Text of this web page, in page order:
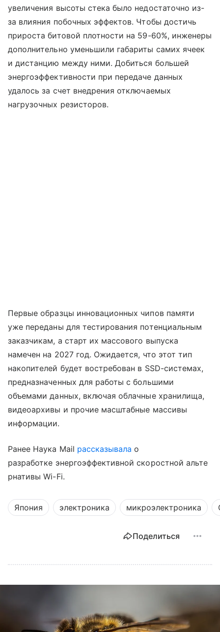
увеличения высоты стека было недостаточно из-
за влияния побочных эффектов. Чтобы достичь
прироста битовой плотности на 59-60%, инженеры
дополнительно уменьшили габариты самих ячеек
и дистанцию между ними. Добиться большей
энергоэффективности при передаче данных
удалось за счет внедрения отключаемых
нагрузочных резисторов.
Первые образцы инновационных чипов памяти
уже переданы для тестирования потенциальным
заказчикам, а старт их массового выпуска
намечен на 2027 год. Ожидается, что этот тип
накопителей будет востребован в SSD-системах,
предназначенных для работы с большими
объемами данных, включая облачные хранилища,
видеоархивы и прочие масштабные массивы
информации.
Ранее Наука Mail рассказывала о
разработке энергоэффективной скоростной альте
рнативы Wi-Fi.
Япония электроника микроэлектроника
Поделиться